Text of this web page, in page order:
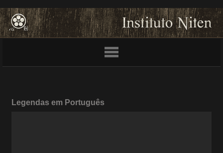
Legendas em Português